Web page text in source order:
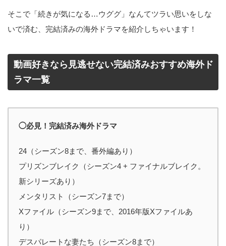
そこで「続きが気になる…ウググ」なんてツラい思いをしな
いで済む、完結済みの海外ドラマを紹介しちゃいます！
動画好きなら見逃せない完結済みおすすめ海外ド
ラマ一覧
◯必見！完結済み海外ドラマ
24（シーズン8まで、番外編あり）
プリズンブレイク（シーズン4 + ファイナルブレイク。
新シリーズあり）
メンタリスト（シーズン7まで）
Xファイル（シーズン9まで、2016年版Xファイルあ
り）
デスパレートな妻たち（シーズン8まで）